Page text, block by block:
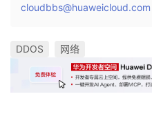
cloudbbs@huaweicloud.com
DDOS 网络